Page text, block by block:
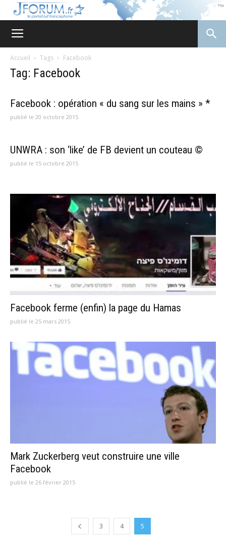
Accueil Tags Facebook
Tag: Facebook
Facebook : opération « du sang sur les mains » *
publié le 20 octobre 2015
UNWRA : son ‘like’ de FB devient un couteau ©
publié le 15 octobre 2015
Facebook ferme (enfin) la page du Hamas
publié le 25 mars 2015
Mark Zuckerberg veut construire une ville
Facebook
publié le 26 février 2015
3 4 5